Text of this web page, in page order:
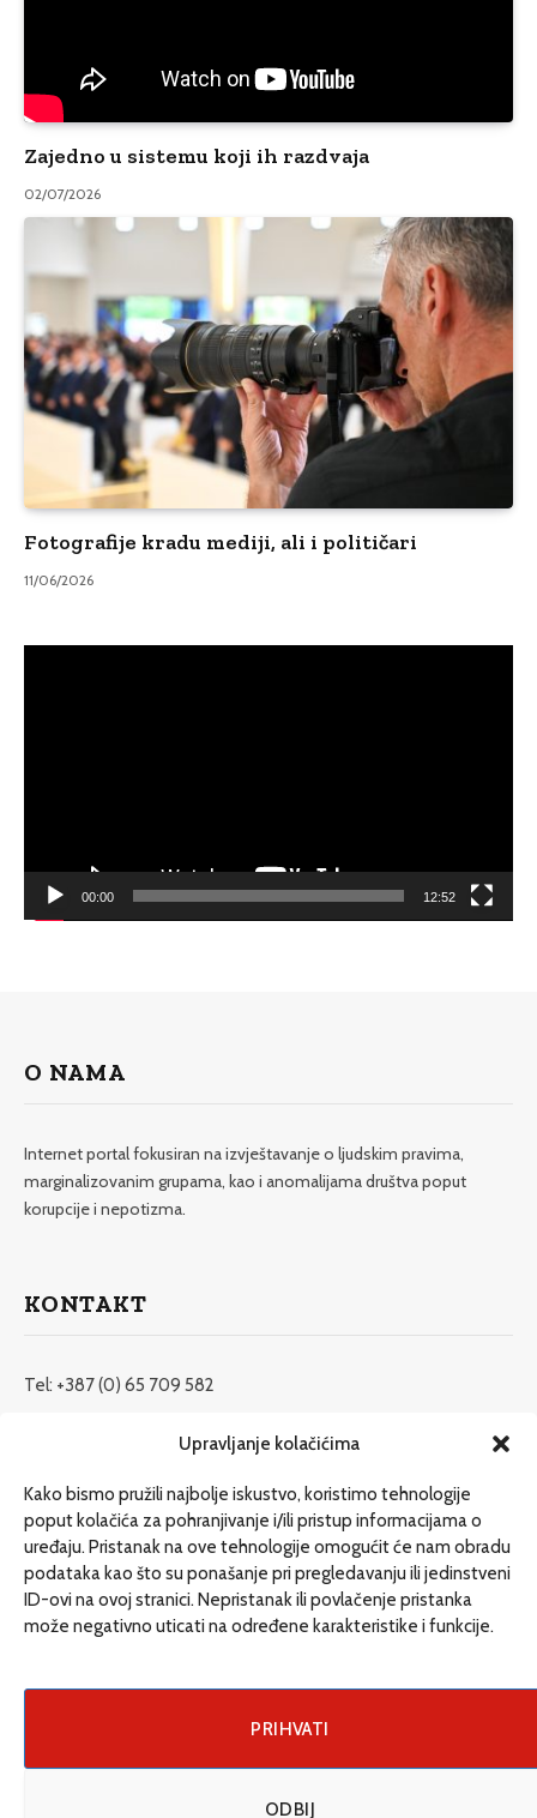
Upravljanje kolačićima
Kako bismo pružili najbolje iskustvo, koristimo tehnologije
poput kolačića za pohranjivanje i/ili pristup informacijama o
uređaju. Pristanak na ove tehnologije omogućit će nam obradu
podataka kao što su ponašanje pri pregledavanju ili jedinstveni
ID-ovi na ovoj stranici. Nepristanak ili povlačenje pristanka
može negativno uticati na određene karakteristike i funkcije.
PRIHVATI
ODBIJ
Zajedno u sistemu koji ih razdvaja
02/07/2026
Fotografije kradu mediji, ali i političari
11/06/2026
00:00 12:52
O NAMA
Internet portal fokusiran na izvještavanje o ljudskim pravima,
marginalizovanim grupama, kao i anomalijama društva poput
korupcije i nepotizma.
KONTAKT
Tel: +387 (0) 65 709 582
redakcija@etrafika.net
Dosije
Drugi pišu
Društvo